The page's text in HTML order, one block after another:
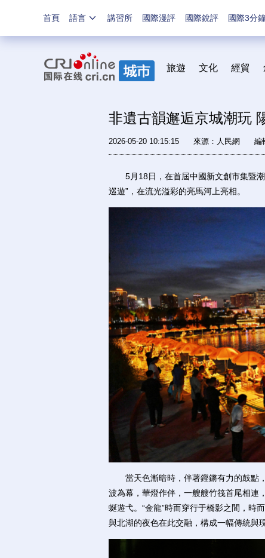
首頁 語言 講習所 國際漫評 國際銳評 國際3分
旅遊 文化 經貿
非遺古韻邂逅京城潮玩
2026-05-20 10:15:15 來源： 人民網 編
5月18日，在首屆中國新文創市集暨潮
巡遊”，在流光溢彩的亮馬河上亮相。
當天色漸暗時，伴著鏗鏘有力的鼓點，
波為幕，華燈作伴，一艘艘竹筏首尾相連
蜒遊弋。“金龍”時而穿行于橋影之間，時
與北湖的夜色在此交融，構成一幅傳統與